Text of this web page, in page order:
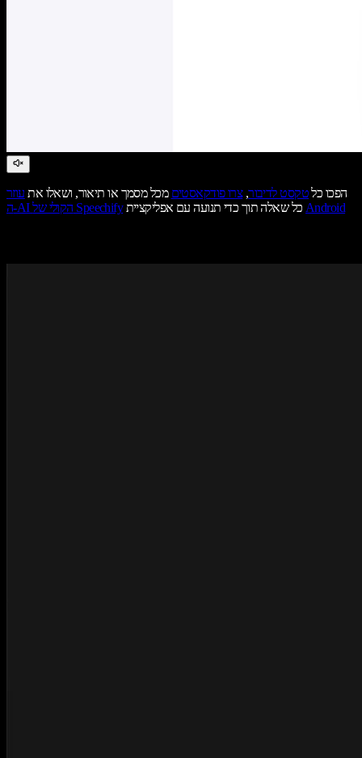
הפכו כלטקסט לדיבור,צרו פודקאסטים מכל מסמך או תיאור, ושאלו את עוזר
ה-AI הקולי של Speechify
כל שאלה תוך כדי תנועה עם אפליקצייתAndroid